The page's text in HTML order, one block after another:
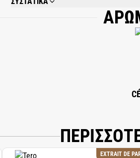
ALCOHOL DENAT, PARFUM (FRAGRANCE),
EXTRAIT DE